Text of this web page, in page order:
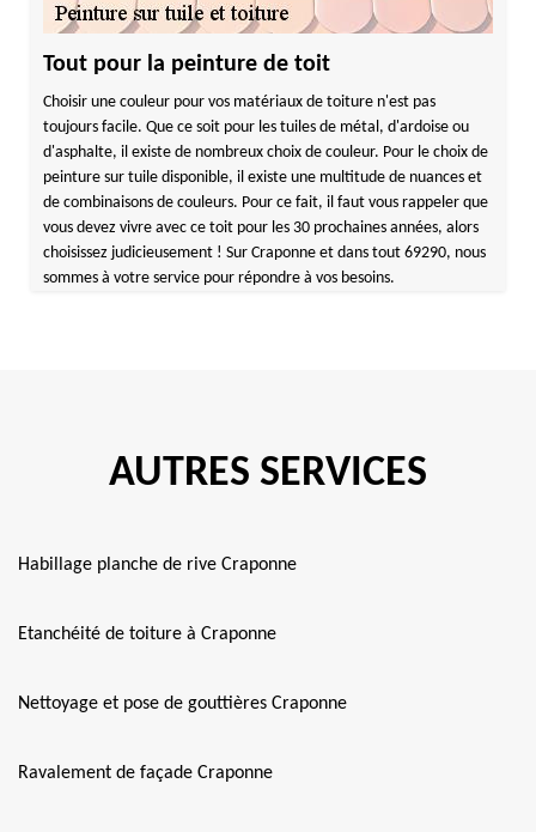
Tout pour la peinture de toit
Choisir une couleur pour vos matériaux de toiture n'est pas
toujours facile. Que ce soit pour les tuiles de métal, d'ardoise ou
d'asphalte, il existe de nombreux choix de couleur. Pour le choix de
peinture sur tuile disponible, il existe une multitude de nuances et
de combinaisons de couleurs. Pour ce fait, il faut vous rappeler que
vous devez vivre avec ce toit pour les 30 prochaines années, alors
choisissez judicieusement ! Sur Craponne et dans tout 69290, nous
sommes à votre service pour répondre à vos besoins.
AUTRES SERVICES
Habillage planche de rive Craponne
Etanchéité de toiture à Craponne
Nettoyage et pose de gouttières Craponne
Ravalement de façade Craponne